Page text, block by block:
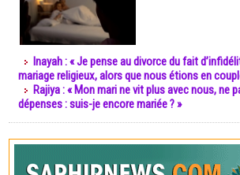
Inayah : « Je pense au divorce du fait
mariage religieux, alors que nous étions en
Rajiya : « Mon mari ne vit plus avec nous, ne
dépenses : suis-je encore mariée ? »